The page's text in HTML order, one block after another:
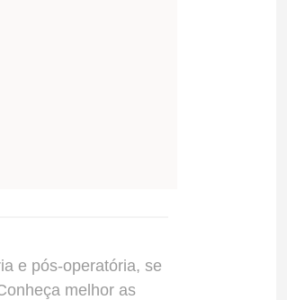
e pós-operatória, se
melhor as